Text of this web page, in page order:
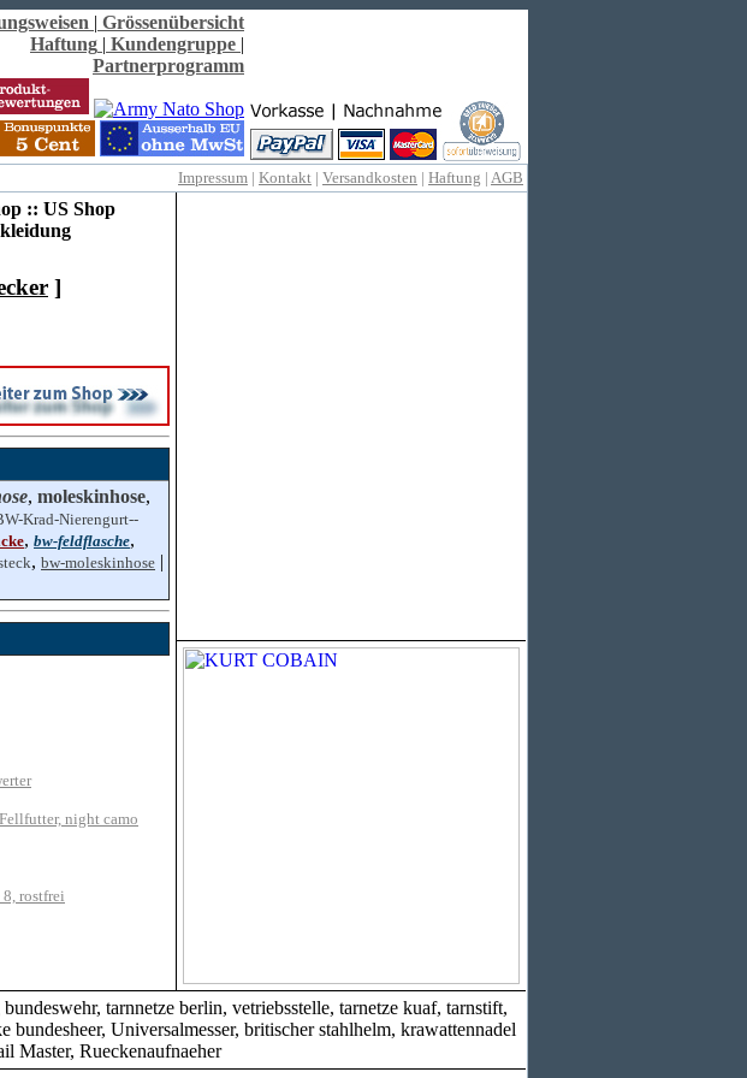
| Grössenübersicht
Haftung | Kundengruppe |
Partnerprogramm
Impressum | Kontakt | Versandkosten | Haftung | AGB
:: US Shop
]
, moleskinhose,
Krad-Nierengurt--
, bw-feldflasche,
, bw-moleskinhose |
night camo
8, rostfrei
tarnnetze berlin, vetriebsstelle, tarnetze kuaf, tarnstift,
Universalmesser, britischer stahlhelm, krawattennadel
Master, Rueckenaufnaeher